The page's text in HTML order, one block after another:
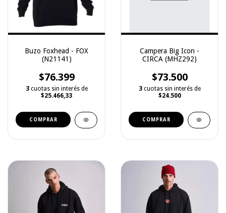
Buzo Foxhead - FOX
(N21141)
$76.399
3 cuotas sin interés de
$25.466,33
COMPRAR
Campera Big Icon -
CIRCA (MHZ292)
$73.500
3 cuotas sin interés de
$24.500
COMPRAR